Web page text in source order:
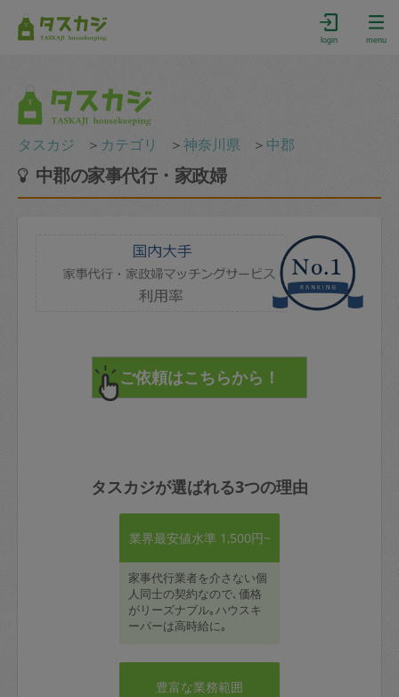
login menu
タスカジ ＞ カテゴリ ＞神奈川県 ＞ 中郡
中郡の家事代行・家政婦
タスカジが選ばれる3つの理由
業界最安値水準 1,500円~
家事代行業者を介さない個
人同士の契約なので､価格
がリーズナブル｡ハウスキ
ーパーは高時給に｡
豊富な業務範囲